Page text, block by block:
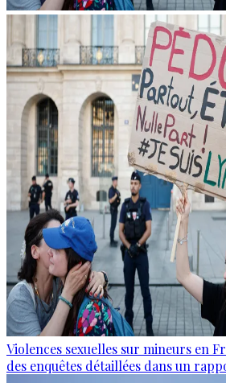
Violences sexuelles sur mineurs en
des enquêtes détaillées dans un